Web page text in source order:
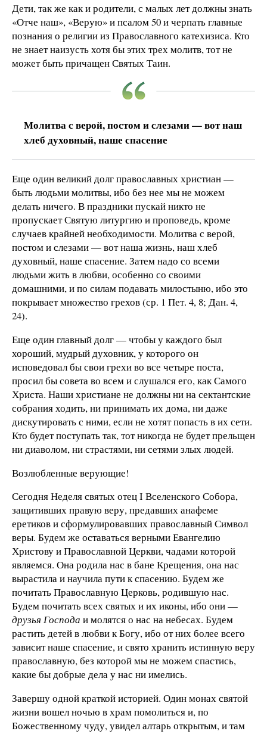
Дети, так же как и родители, с малых лет должны знать
«Отче наш», «Верую» и псалом 50 и черпать главные
познания о религии из Православного катехизиса. Кто
не знает наизусть хотя бы этих трех молитв, тот не
может быть причащен Святых Таин.
Молитва с верой, постом и слезами — вот наш
хлеб духовный, наше спасение
Еще один великий долг православных христиан —
быть людьми молитвы, ибо без нее мы не можем
делать ничего. В праздники пускай никто не
пропускает Святую литургию и проповедь, кроме
случаев крайней необходимости. Молитва с верой,
постом и слезами — вот наша жизнь, наш хлеб
духовный, наше спасение. Затем надо со всеми
людьми жить в любви, особенно со своими
домашними, и по силам подавать милостыню, ибо это
покрывает множество грехов (ср. 1 Пет. 4, 8; Дан. 4,
24).
Еще один главный долг — чтобы у каждого был
хороший, мудрый духовник, у которого он
исповедовал бы свои грехи во все четыре поста,
просил бы совета во всем и слушался его, как Самого
Христа. Наши христиане не должны ни на сектантские
собрания ходить, ни принимать их дома, ни даже
дискутировать с ними, если не хотят попасть в их сети.
Кто будет поступать так, тот никогда не будет прельщен
ни диаволом, ни страстями, ни сетями злых людей.
Возлюбленные верующие!
Сегодня Неделя святых отец I Вселенского Собора,
защитивших правую веру, предавших анафеме
еретиков и сформулировавших православный Символ
веры. Будем же оставаться верными Евангелию
Христову и Православной Церкви, чадами которой
являемся. Она родила нас в бане Крещения, она нас
вырастила и научила пути к спасению. Будем же
почитать Православную Церковь, родившую нас.
Будем почитать всех святых и их иконы, ибо они —
друзья Господа и молятся о нас на небесах. Будем
растить детей в любви к Богу, ибо от них более всего
зависит наше спасение, и свято хранить истинную веру
православную, без которой мы не можем спастись,
какие бы добрые дела у нас ни имелись.
Завершу одной краткой историей. Один монах святой
жизни вошел ночью в храм помолиться и, по
Божественному чуду, увидел алтарь открытым, и там